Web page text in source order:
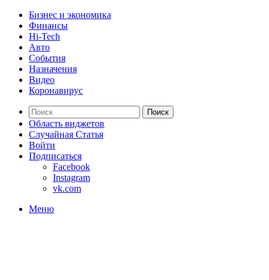
Бизнес и экономика
Финансы
Hi-Tech
Авто
События
Назначения
Видео
Коронавирус
Поиск
Область виджетов
Случайная Статья
Войти
Подписаться
Facebook
Instagram
vk.com
Меню